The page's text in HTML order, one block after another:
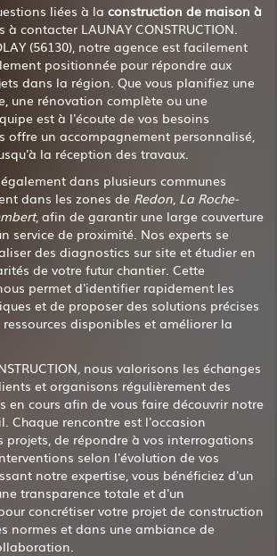
liées à la construction de maison à
à contacter LAUNAY CONSTRUCTION.
(56130), notre agence est facilement
positionnée pour répondre aux
dans la région. Que vous planifiez une
une rénovation complète ou une
est à l'écoute de vos besoins
offre un accompagnement personnalisé,
la réception des travaux.
dans plusieurs communes
dans les zones de Redon La Roche-
, afin de garantir une large couverture
service de proximité. Nos experts se
des diagnostics sur site et étudier en
de votre futur chantier. Cette
permet d'identifier rapidement les
et de proposer des solutions précises
disponibles et améliorer la
nous valorisons les échanges
et organisons régulièrement des
en cours afin de vous faire découvrir notre
Chaque rencontre est l'occasion
projets, de répondre à vos interrogations
selon l'évolution de vos
notre expertise, vous bénéficiez d'un
transparence totale et d'un
concrétiser votre projet de construction
normes et dans une ambiance de